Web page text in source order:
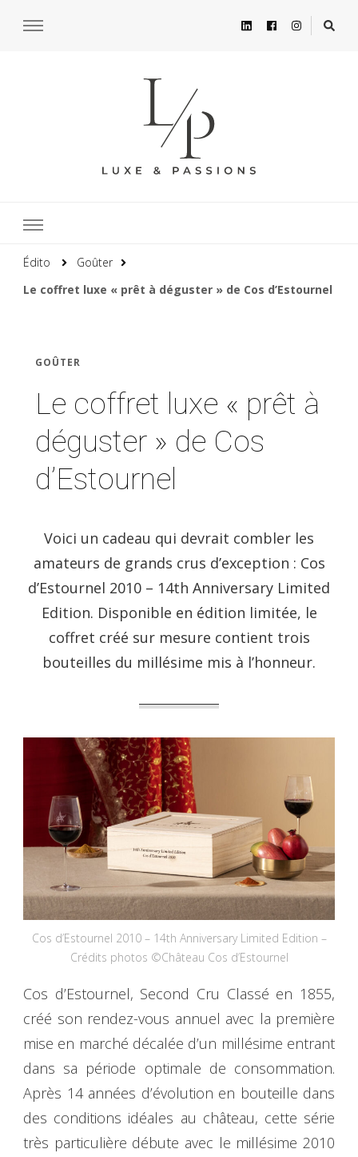
Édito
Goûter
Le coffret luxe « prêt à déguster » de Cos d’Estournel
GOÛTER
Le coffret luxe « prêt à
déguster » de Cos
d’Estournel
Voici un cadeau qui devrait combler les
amateurs de grands crus d’exception : Cos
d’Estournel 2010 – 14th Anniversary Limited
Edition. Disponible en édition limitée, le
coffret créé sur mesure contient trois
bouteilles du millésime mis à l’honneur.
Cos d’Estournel 2010 – 14th Anniversary Limited Edition –
Crédits photos ©Château Cos d’Estournel
Cos d’Estournel, Second Cru Classé en 1855,
créé son rendez-vous annuel avec la première
mise en marché décalée d’un millésime entrant
dans sa période optimale de consommation.
Après 14 années d’évolution en bouteille dans
des conditions idéales au château, cette série
très particulière débute avec le millésime 2010